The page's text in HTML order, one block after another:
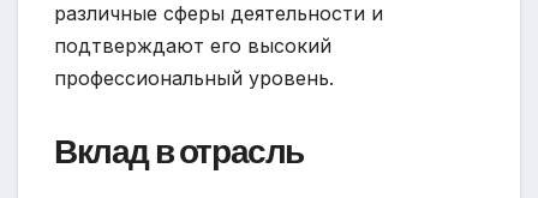
различные сферы деятельности и
подтверждают его высокий
профессиональный уровень.
Вклад в отрасль